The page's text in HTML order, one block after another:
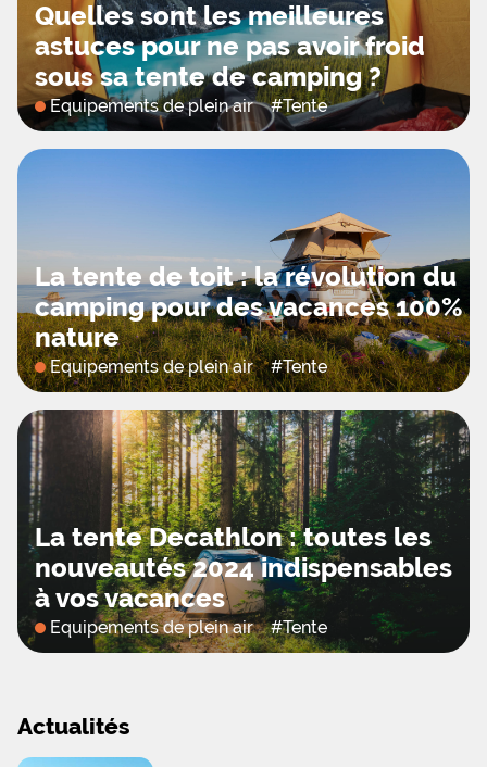
Quelles sont les meilleures
astuces pour ne pas avoir froid
sous sa tente de camping ?
Equipements de plein air #Tente
La tente de toit : la révolution du
camping pour des vacances 100%
nature
Equipements de plein air #Tente
La tente Decathlon : toutes les
nouveautés 2024 indispensables
à vos vacances
Equipements de plein air #Tente
Actualités